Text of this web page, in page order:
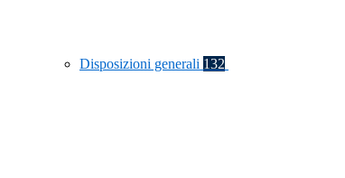
Disposizioni generali 132